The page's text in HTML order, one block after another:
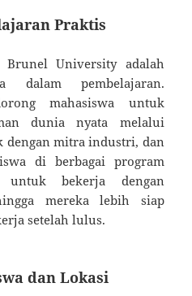
Praktis
Brunel University adalah
dalam pembelajaran.
mahasiswa untuk
dunia nyata melalui
dengan mitra industri, dan
di berbagai program
untuk bekerja dengan
mereka lebih siap
setelah lulus.
dan Lokasi